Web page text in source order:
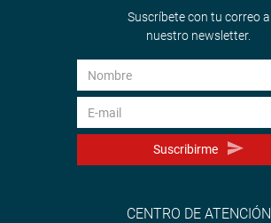
Suscríbete con tu correo a
nuestro newsletter.
Suscribirme
CENTRO DE ATENCIÓN